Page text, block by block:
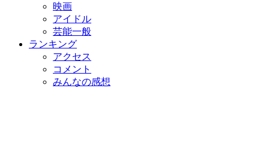
映画
アイドル
芸能一般
ランキング
アクセス
コメント
みんなの感想